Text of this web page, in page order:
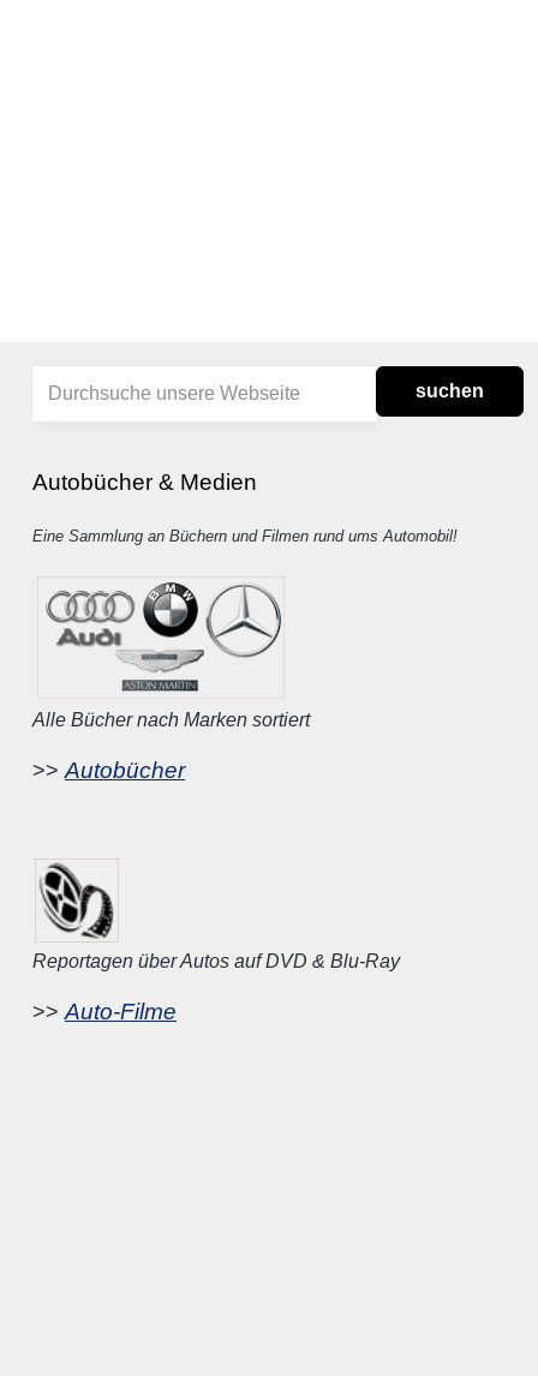
suchen
Autobücher & Medien
Eine Sammlung an Büchern und Filmen rund ums Automobil!
Alle Bücher nach Marken sortiert
>> Autobücher
Reportagen über Autos auf DVD & Blu-Ray
>> Auto-Filme